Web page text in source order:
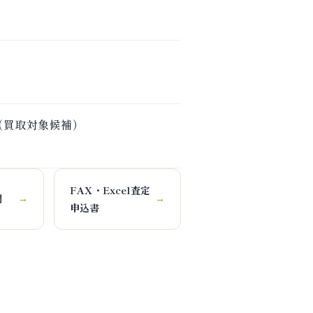
取対象候補）
→
FAX・Excel査定
申込書
→